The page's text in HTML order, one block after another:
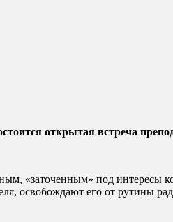
открытая встреча
«заточенным» под интересы
освобождают его от рутины